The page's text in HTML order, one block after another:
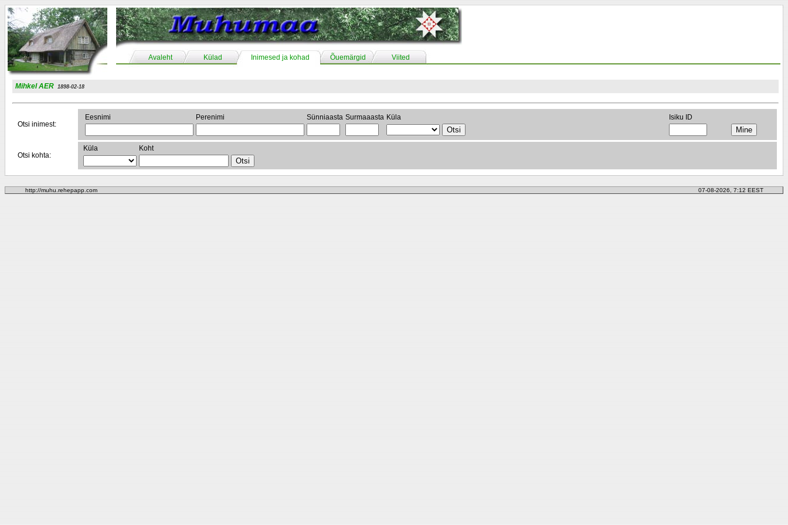
Avaleht Külad Inimesed ja kohad Õuemärgid Viited
Mihkel AER 1898-02-18
Otsi inimest:
Eesnimi Perenimi Sünniaasta Surmaaasta Küla Isiku ID
Otsi kohta:
Küla Koht
http://muhu.rehepapp.com 07-08-2026, 7:12 EEST